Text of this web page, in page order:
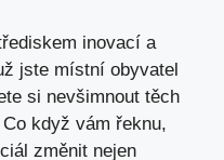
inovací a
jste místní obyvatel
si nevšimnout těch
když vám řeknu,
změnit nejen